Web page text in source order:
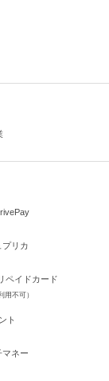
プリカ
ペイドカード
用不可）
ト
マネー